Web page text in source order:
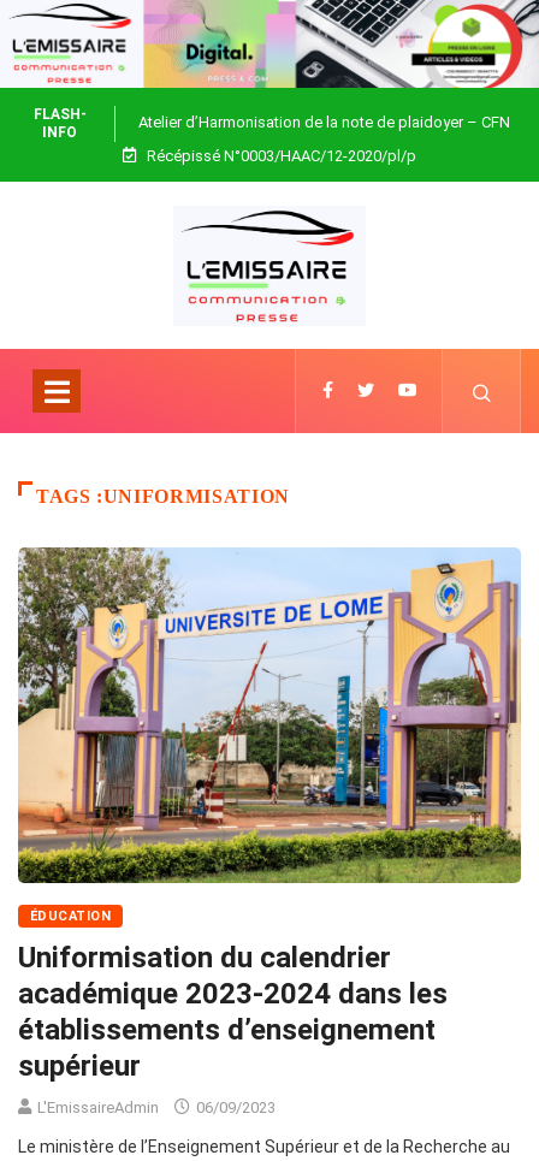
FLASH-
INFO
Atelier d’Harmonisation de la note de plaidoyer – CFN
Togo
Récépissé N°0003/HAAC/12-2020/pl/p
TAGS :UNIFORMISATION
ÉDUCATION
Uniformisation du calendrier
académique 2023-2024 dans les
établissements d’enseignement
supérieur
L'EmissaireAdmin 06/09/2023
Le ministère de l’Enseignement Supérieur et de la Recherche au